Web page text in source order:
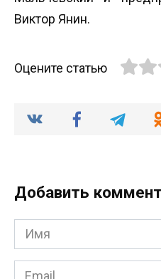
Виктор Янин.
Оцените статью
Добавить
Имя
*
Email